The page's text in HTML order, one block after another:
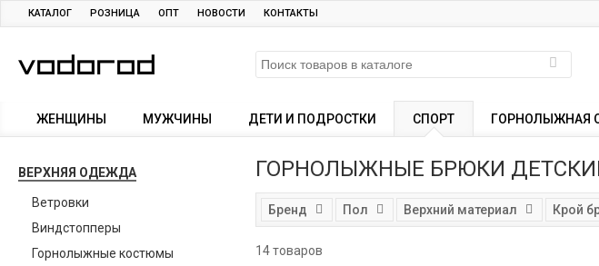
КАТАЛОГ РОЗНИЦА ОПТ НОВОСТИ КОНТАКТЫ
ЖЕНЩИНЫ МУЖЧИНЫ ДЕТИ И ПОДРОСТКИ СПОРТ ГОРНОЛЫЖНАЯ
ВЕРХНЯЯ ОДЕЖДА
Ветровки
Виндстопперы
Горнолыжные костюмы
ГОРНОЛЫЖНЫЕ БРЮКИ
Бренд Пол Верхний материал Крой
14 товаров